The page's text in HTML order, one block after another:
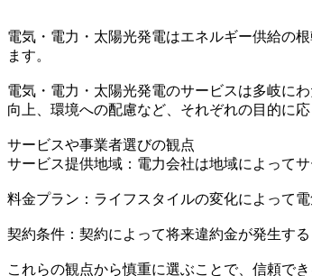
電気・電力・太陽光発電はエネルギー供給の
ます。
電気・電力・太陽光発電のサービスは多岐に
向上、環境への配慮など、それぞれの目的に
サービスや事業者選びの観点
サービス提供地域：電力会社は地域によって
料金プラン：ライフスタイルの変化によって
契約条件：契約によって将来違約金が発生す
これらの観点から慎重に選ぶことで、信頼で